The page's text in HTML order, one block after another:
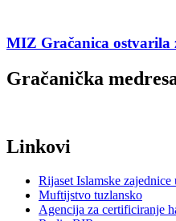
MIZ Gračanica ostvarila
Gračanička
Linkovi
Rijaset Islamske
Muftijstvo tuzlansko
Agencija za certificiranje